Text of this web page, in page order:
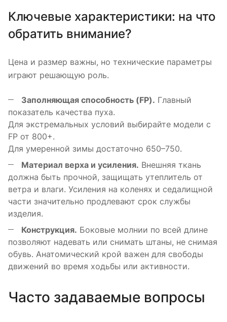
Ключевые характеристики: на что
обратить внимание?
Цена и размер важны, но технические параметры
играют решающую роль.
Заполняющая способность (FP). Главный
показатель качества пуха.
Для экстремальных условий выбирайте модели с
FP от 800+.
Для умеренной зимы достаточно 650–750.
Материал верха и усиления. Внешняя ткань
должна быть прочной, защищать утеплитель от
ветра и влаги. Усиления на коленях и седалищной
части значительно продлевают срок службы
изделия.
Конструкция. Боковые молнии по всей длине
позволяют надевать или снимать штаны, не снимая
обувь. Анатомический крой важен для свободы
движений во время ходьбы или активности.
Часто задаваемые вопросы